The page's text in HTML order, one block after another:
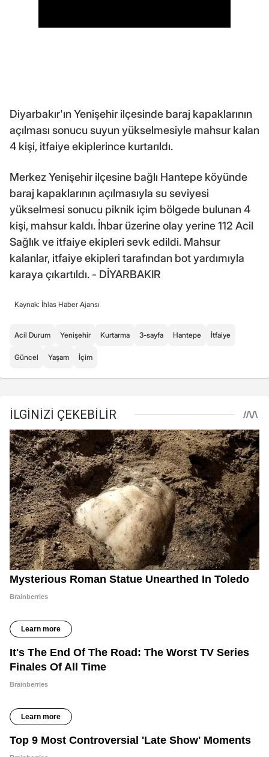
Diyarbakır'ın Yenişehir ilçesinde baraj kapaklarının
açılması sonucu suyun yükselmesiyle mahsur kalan
4 kişi, itfaiye ekiplerince kurtarıldı.
Merkez Yenişehir ilçesine bağlı Hantepe köyünde
baraj kapaklarının açılmasıyla su seviyesi
yükselmesi sonucu piknik içim bölgede bulunan 4
kişi, mahsur kaldı. İhbar üzerine olay yerine 112 Acil
Sağlık ve itfaiye ekipleri sevk edildi. Mahsur
kalanlar, itfaiye ekipleri tarafından bot yardımıyla
karaya çıkartıldı. - DİYARBAKIR
Kaynak: İhlas Haber Ajansı
Acil Durum Yenişehir Kurtarma 3-sayfa Hantepe İtfaiye
Güncel Yaşam İçim